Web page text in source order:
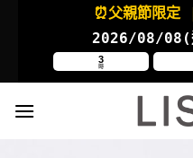
⏰父親節限定
2026/08/08(
3
時